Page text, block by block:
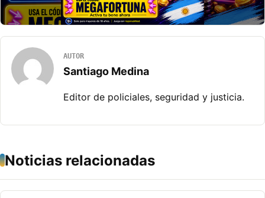
AUTOR
Santiago Medina
Editor de policiales, seguridad y justicia.
Noticias relacionadas